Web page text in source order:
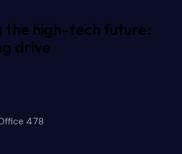
the high-tech future:
drive
478